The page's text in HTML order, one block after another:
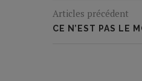
Articles précédent
CE N’EST PAS LE